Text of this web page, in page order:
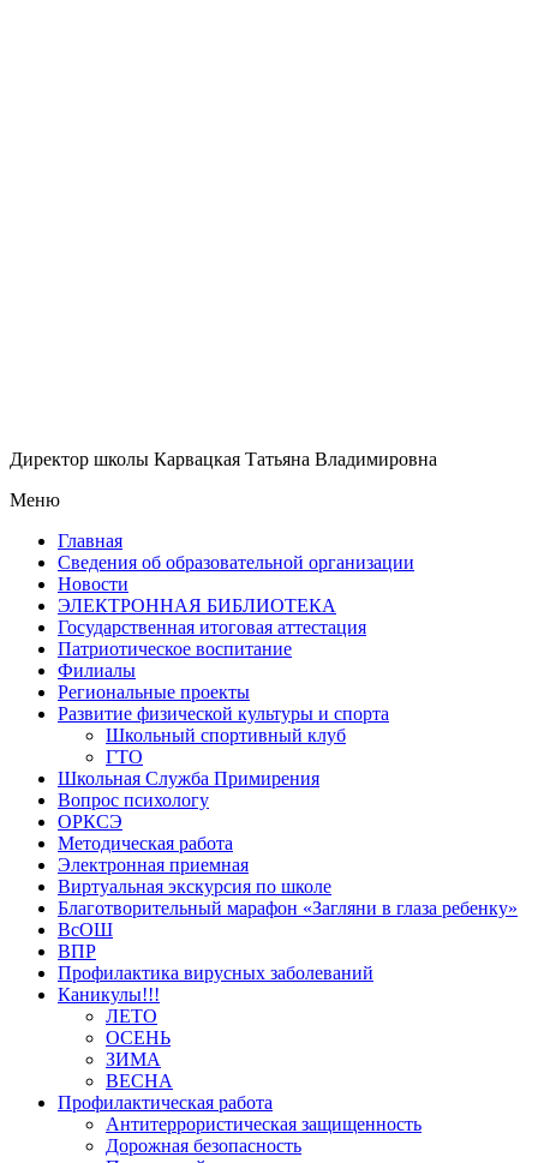
Директор школы Карвацкая Татьяна Владимировна
Меню
Главная
Сведения об образовательной организации
Новости
ЭЛЕКТРОННАЯ БИБЛИОТЕКА
Государственная итоговая аттестация
Патриотическое воспитание
Филиалы
Региональные проекты
Развитие физической культуры и спорта
Школьный спортивный клуб
ГТО
Школьная Служба Примирения
Вопрос психологу
ОРКСЭ
Методическая работа
Электронная приемная
Виртуальная экскурсия по школе
Благотворительный марафон «Загляни в глаза ребенку»
ВсОШ
ВПР
Профилактика вирусных заболеваний
Каникулы!!!
ЛЕТО
ОСЕНЬ
ЗИМА
ВЕСНА
Профилактическая работа
Антитеррористическая защищенность
Дорожная безопасность